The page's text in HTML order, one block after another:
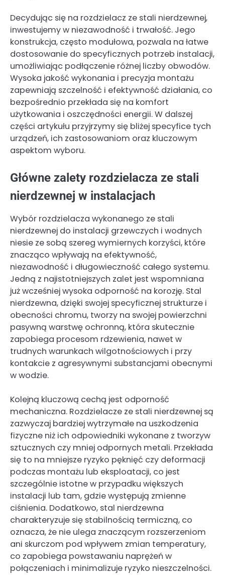
Decydując się na rozdzielacz ze stali nierdzewnej,
inwestujemy w niezawodność i trwałość. Jego
konstrukcja, często modułowa, pozwala na łatwe
dostosowanie do specyficznych potrzeb instalacji,
umożliwiając podłączenie różnej liczby obwodów.
Wysoka jakość wykonania i precyzja montażu
zapewniają szczelność i efektywność działania, co
bezpośrednio przekłada się na komfort
użytkowania i oszczędności energii. W dalszej
części artykułu przyjrzymy się bliżej specyfice tych
urządzeń, ich zastosowaniom oraz kluczowym
aspektom wyboru.
Główne zalety rozdzielacza ze stali
nierdzewnej w instalacjach
Wybór rozdzielacza wykonanego ze stali
nierdzewnej do instalacji grzewczych i wodnych
niesie ze sobą szereg wymiernych korzyści, które
znacząco wpływają na efektywność,
niezawodność i długowieczność całego systemu.
Jedną z najistotniejszych zalet jest wspomniana
już wcześniej wysoka odporność na korozję. Stal
nierdzewna, dzięki swojej specyficznej strukturze i
obecności chromu, tworzy na swojej powierzchni
pasywną warstwę ochronną, która skutecznie
zapobiega procesom rdzewienia, nawet w
trudnych warunkach wilgotnościowych i przy
kontakcie z agresywnymi substancjami obecnymi
w wodzie.
Kolejną kluczową cechą jest odporność
mechaniczna. Rozdzielacze ze stali nierdzewnej są
zazwyczaj bardziej wytrzymałe na uszkodzenia
fizyczne niż ich odpowiedniki wykonane z tworzyw
sztucznych czy mniej odpornych metali. Przekłada
się to na mniejsze ryzyko pęknięć czy deformacji
podczas montażu lub eksploatacji, co jest
szczególnie istotne w przypadku większych
instalacji lub tam, gdzie występują zmienne
ciśnienia. Dodatkowo, stal nierdzewna
charakteryzuje się stabilnością termiczną, co
oznacza, że nie ulega znaczącym rozszerzeniom
ani skurczom pod wpływem zmian temperatury,
co zapobiega powstawaniu naprężeń w
połączeniach i minimalizuje ryzyko nieszczelności.